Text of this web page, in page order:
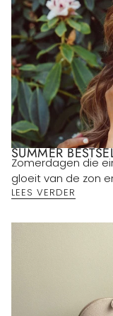
SUMMER
Zomerdagen die
gloeit van de zon
LEES VERDER